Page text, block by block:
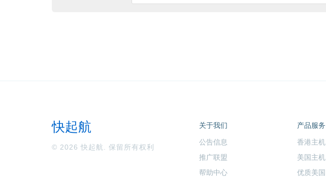
快起航
© 2026 快起航. 保留所有权利
关于我们
公告信息
推广联盟
帮助中心
产品服务
香港主机
美国主机
优质美国